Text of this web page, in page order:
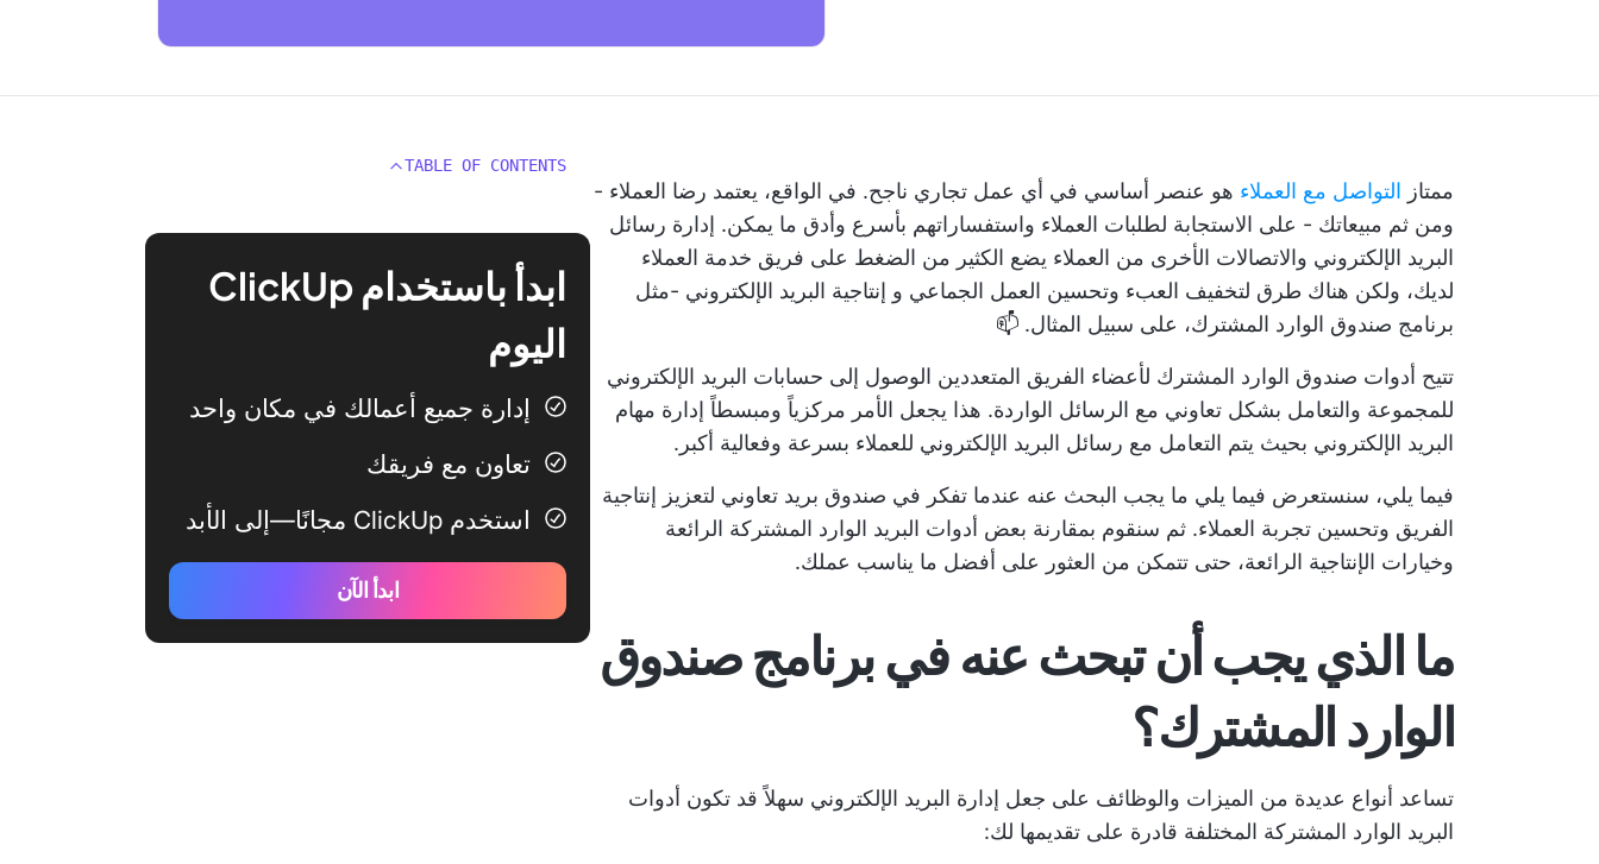
ممتاز التواصل مع العملاء هو عنصر أساسي في أي عمل تجاري ناجح. في الواقع، يعتمد رضا العملاء -
ومن ثم مبيعاتك - على الاستجابة لطلبات العملاء واستفساراتهم بأسرع وأدق ما يمكن. إدارة رسائل
البريد الإلكتروني والاتصالات الأخرى من العملاء يضع الكثير من الضغط على فريق خدمة العملاء
لديك، ولكن هناك طرق لتخفيف العبء وتحسين العمل الجماعي و إنتاجية البريد الإلكتروني -مثل
برنامج صندوق الوارد المشترك، على سبيل المثال. 📫
تتيح أدوات صندوق الوارد المشترك لأعضاء الفريق المتعددين الوصول إلى حسابات البريد الإلكتروني
للمجموعة والتعامل بشكل تعاوني مع الرسائل الواردة. هذا يجعل الأمر مركزياً ومبسطاً إدارة مهام
البريد الإلكتروني بحيث يتم التعامل مع رسائل البريد الإلكتروني للعملاء بسرعة وفعالية أكبر.
فيما يلي، سنستعرض فيما يلي ما يجب البحث عنه عندما تفكر في صندوق بريد تعاوني لتعزيز إنتاجية
الفريق وتحسين تجربة العملاء. ثم سنقوم بمقارنة بعض أدوات البريد الوارد المشتركة الرائعة
وخيارات الإنتاجية الرائعة، حتى تتمكن من العثور على أفضل ما يناسب عملك.
ما الذي يجب أن تبحث عنه في برنامج صندوق
الوارد المشترك؟
تساعد أنواع عديدة من الميزات والوظائف على جعل إدارة البريد الإلكتروني سهلاً قد تكون أدوات
البريد الوارد المشتركة المختلفة قادرة على تقديمها لك:
TABLE OF CONTENTS
ابدأ باستخدام ClickUp
اليوم
إدارة جميع أعمالك في مكان واحد
تعاون مع فريقك
استخدم ClickUp مجانًا—إلى الأبد
ابدأ الآن